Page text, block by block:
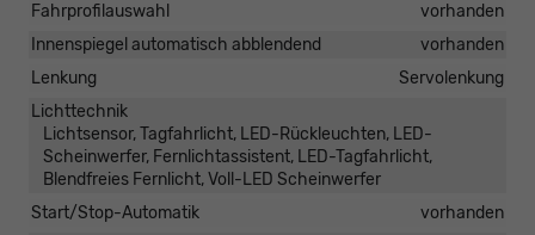
Fahrprofilauswahl
vorhanden
Innenspiegel automatisch abblendend
vorhanden
Lenkung
Servolenkung
Lichttechnik
Lichtsensor, Tagfahrlicht, LED-Rückleuchten, LED-
Scheinwerfer, Fernlichtassistent, LED-Tagfahrlicht,
Blendfreies Fernlicht, Voll-LED Scheinwerfer
Start/Stop-Automatik
vorhanden